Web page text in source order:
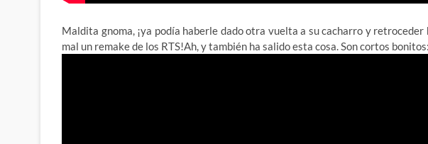
Maldita gnoma, ¡ya podía haberle dado otra vuelta a su cacharro y
mal un remake de los RTS!Ah, y también ha salido esta cosa. Son cortos bonitos: